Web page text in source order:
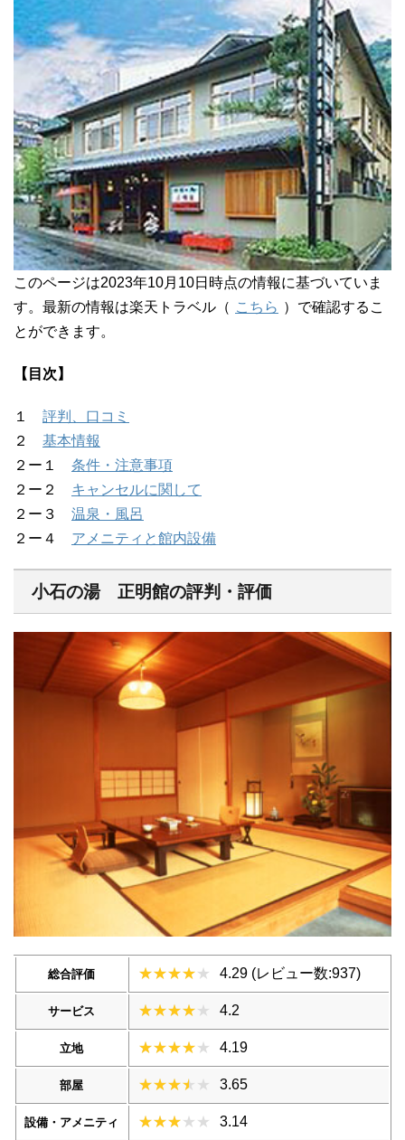
このページは2023年10月10日時点の情報に基づいていま
す。最新の情報は楽天トラベル（ こちら ）で確認するこ
とができます。
【目次】
１ 評判、口コミ
２ 基本情報
２ー１ 条件・注意事項
２ー２ キャンセルに関して
２ー３ 温泉・風呂
２ー４ アメニティと館内設備
小石の湯 正明館の評判・評価
総合評価 4.29 (レビュー数:937)
サービス 4.2
立地 4.19
部屋 3.65
設備・アメニティ 3.14